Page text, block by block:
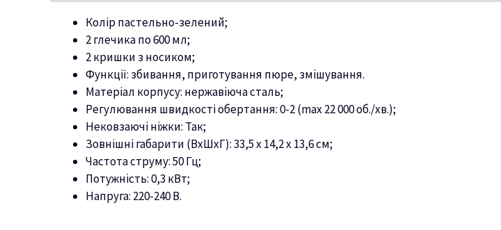
Колір пастельно-зелений;
2 глечика по 600 мл;
2 кришки з носиком;
Функції: збивання, приготування пюре, змішування.
Матеріал корпусу: нержавіюча сталь;
Регулювання швидкості обертання: 0-2 (max 22 000 об./хв.);
Нековзаючі ніжки: Так;
Зовнішні габарити (ВхШхГ): 33,5 x 14,2 x 13,6 см;
Частота струму: 50 Гц;
Потужність: 0,3 кВт;
Напруга: 220-240 В.